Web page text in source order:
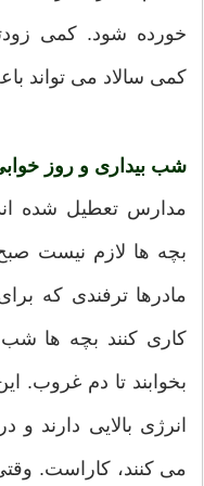
خورده شود. کمی
کمی سالاد می تواند
شب بیداری و روز
مدارس تعطیل شده
بچه ها لازم نیست
مادرها ترفندی که
کاری کنند بچه ها
بخوابند تا دم غروب.
انرژی بالایی دارند
می کنند، کاراست.